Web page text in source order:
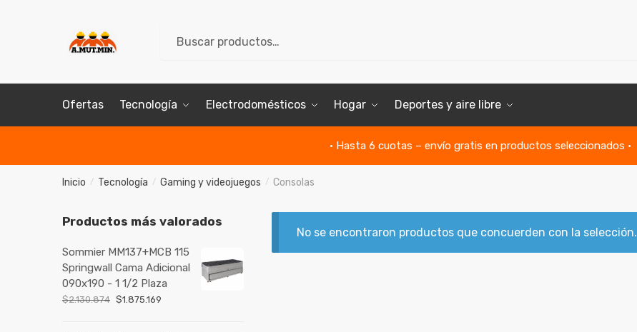
por:
Buscar
Ofertas Tecnología Electrodomésticos Hogar Deportes y aire libre
• Hasta 6 cuotas – envío gratis en productos seleccionados •
Inicio / Tecnología / Gaming y videojuegos / Consolas
No se encontraron productos que concuerden con la selección.
Productos más valorados
Sommier MM137+MCB 115
Springwall Cama Adicional
090x190 - 1 1/2 Plaza
$2.130.874 $1.875.169